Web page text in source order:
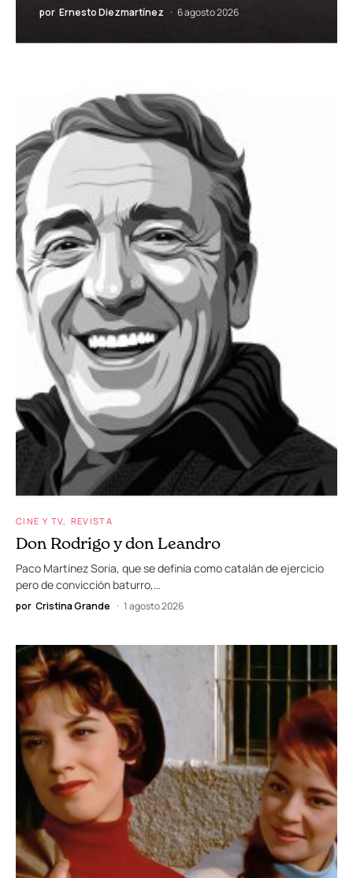
por Ernesto Diezmartínez 6 agosto 2026
CINE Y TV REVISTA
Don Rodrigo y don Leandro
Paco Martínez Soria, que se definía como catalán de ejercicio
pero de convicción baturro,…
por Cristina Grande 1 agosto 2026